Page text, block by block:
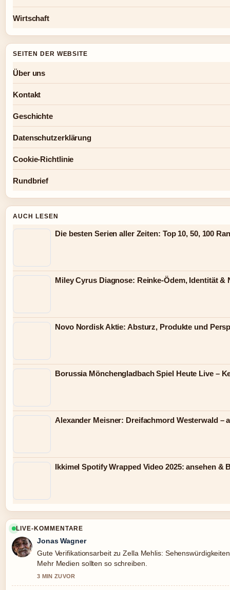
Wirtschaft
SEITEN DER WEBSITE
Über uns
Kontakt
Geschichte
Datenschutzerklärung
Cookie-Richtlinie
Rundbrief
AUCH LESEN
Die besten Serien aller Zeiten: Top 10, 50, 100
Miley Cyrus Diagnose: Reinke-Ödem, Identität &
Novo Nordisk Aktie: Absturz, Produkte und
Borussia Mönchengladbach Spiel Heute Live –
Alexander Meisner: Dreifachmord Westerwald –
Ikkimel Spotify Wrapped Video 2025: ansehen &
LIVE-KOMMENTARE
Jonas Wagner
Gute Verifikationsarbeit zu Zella Mehlis:
Mehr Medien sollten so schreiben.
3 MIN ZUVOR